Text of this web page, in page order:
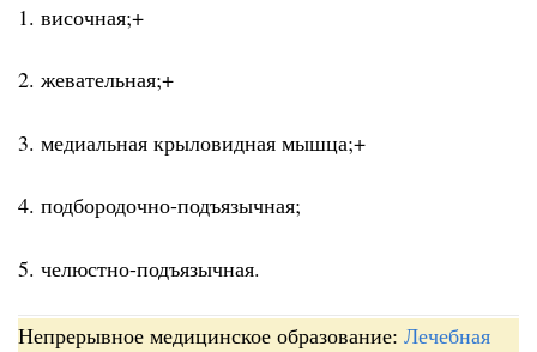
1. височная;+
2. жевательная;+
3. медиальная крыловидная мышца;+
4. подбородочно-подъязычная;
5. челюстно-подъязычная.
Непрерывное медицинское образование: Лечебная